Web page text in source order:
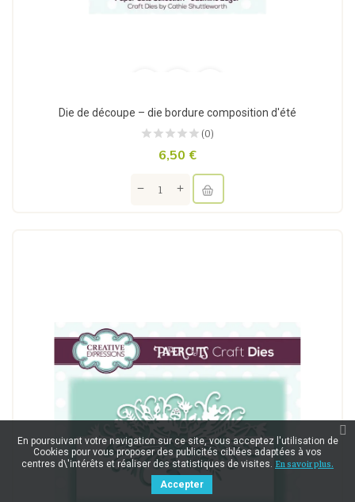
Die de découpe – die bordure composition d'été
(0)
6,50 €
En poursuivant votre navigation sur ce site, vous acceptez l'utilisation de
Cookies pour vous proposer des publicités ciblées adaptées à vos
centres d\'intérêts et réaliser des statistiques de visites. En savoir plus.
Accepter